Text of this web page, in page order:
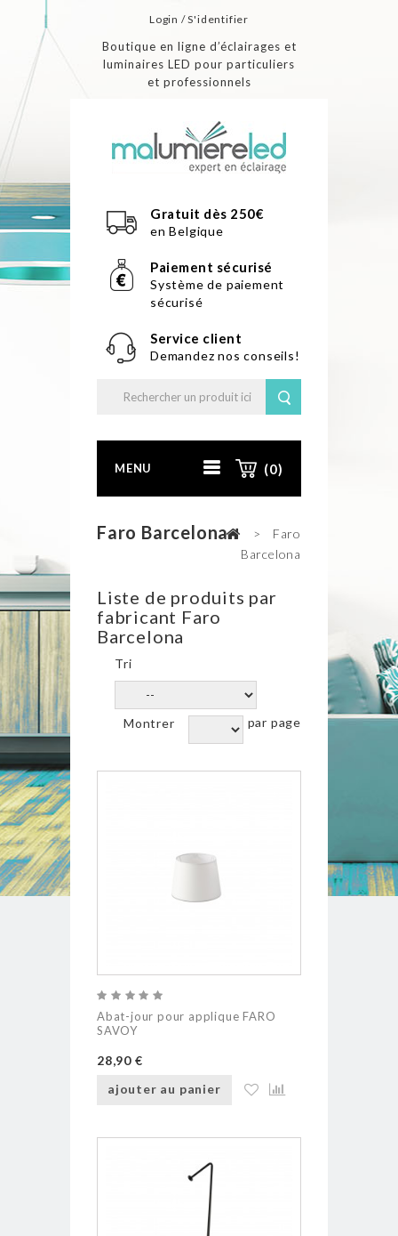
Login / S'identifier
Boutique en ligne d’éclairages et
luminaires LED pour particuliers
et professionnels
Gratuit dès 250€
en Belgique
Paiement sécurisé
Système de paiement
sécurisé
Service client
Demandez nos conseils!
MENU (0)
Faro Barcelona >
Faro
Barcelona
Liste de produits par
fabricant Faro
Barcelona
Tri
Montrer par page
Abat-jour pour applique FARO
SAVOY
28,90 €
ajouter au panier